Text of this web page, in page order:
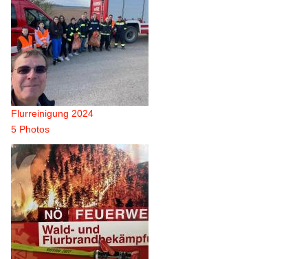
Flurreinigung 2024
5 Photos